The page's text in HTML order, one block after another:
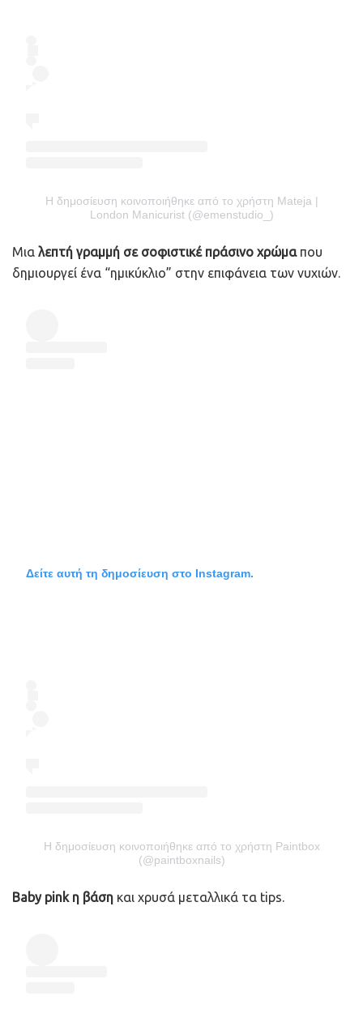
Η δημοσίευση κοινοποιήθηκε από το χρήστη Mateja |
London Manicurist (@emenstudio_)
Μια λεπτή γραμμή σε σοφιστικέ πράσινο χρώμαπου
δημιουργεί ένα “ημικύκλιο” στην επιφάνεια των νυχιών.
Δείτε αυτή τη δημοσίευση στο Instagram.
Η δημοσίευση κοινοποιήθηκε από το χρήστη Paintbox
(@paintboxnails)
Baby pink η βάση και χρυσά μεταλλικά τα tips.